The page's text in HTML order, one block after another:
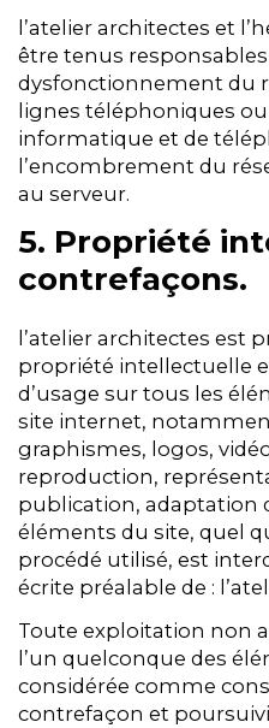
l’atelier architectes et
être tenus responsables
dysfonctionnement du
lignes téléphoniques
informatique et de
l’encombrement du
au serveur.
5. Propriété
contrefaçons.
l’atelier architectes est
propriété intellectuelle
d’usage sur tous les
site internet,
graphismes, logos,
reproduction,
publication, adaptation
éléments du site, quel
procédé utilisé, est
écrite préalable de :
Toute exploitation non
l’un quelconque des
considérée comme
contrefaçon et